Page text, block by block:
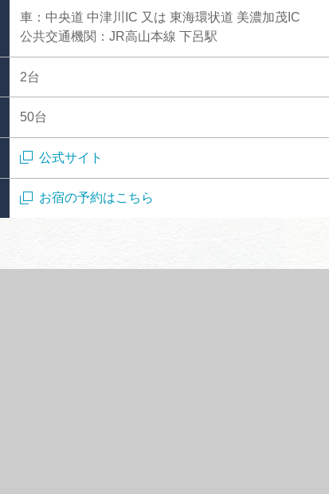
車：中央道 中津川IC 又は 東海環状道 美濃加茂IC
公共交通機関：JR高山本線 下呂駅
2台
50台
公式サイト
お宿の予約はこちら